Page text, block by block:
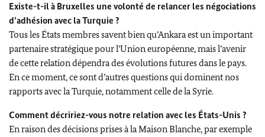
Existe-t-il à Bruxelles une volonté de relancer les négociations
d’adhésion avec la Turquie ?
Tous les États membres savent bien qu’Ankara est un important
partenaire stratégique pour l’Union européenne, mais l’avenir
de cette relation dépendra des évolutions futures dans le pays.
En ce moment, ce sont d’autres questions qui dominent nos
rapports avec la Turquie, notamment celle de la Syrie.
Comment décririez-vous notre relation avec les États-Unis ?
En raison des décisions prises à la Maison Blanche, par exemple